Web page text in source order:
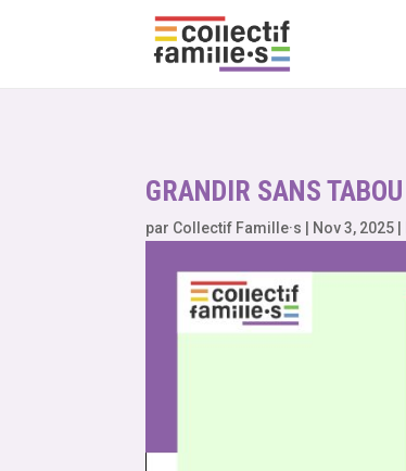
GRANDIR SANS TABOU
par Collectif Famille·s Nov 3, 2025